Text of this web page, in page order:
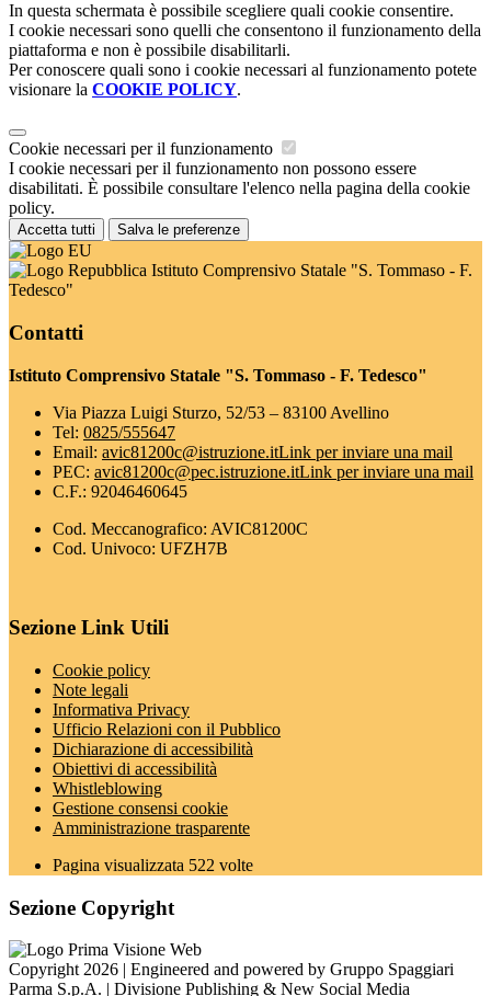
In questa schermata è possibile scegliere quali cookie consentire.
I cookie necessari sono quelli che consentono il funzionamento della
piattaforma e non è possibile disabilitarli.
Per conoscere quali sono i cookie necessari al funzionamento potete
visionare la COOKIE POLICY.
Cookie necessari per il funzionamento
I cookie necessari per il funzionamento non possono essere
disabilitati. È possibile consultare l'elenco nella pagina della cookie
policy.
Accetta tutti Salva le preferenze
Istituto Comprensivo Statale "S. Tommaso - F.
Tedesco"
Contatti
Istituto Comprensivo Statale "S. Tommaso - F. Tedesco"
Via Piazza Luigi Sturzo, 52/53 – 83100 Avellino
Tel: 0825/555647
Email: avic81200c@istruzione.itLink per inviare una mail
PEC: avic81200c@pec.istruzione.itLink per inviare una mail
C.F.: 92046460645
Cod. Meccanografico: AVIC81200C
Cod. Univoco: UFZH7B
Sezione Link Utili
Cookie policy
Note legali
Informativa Privacy
Ufficio Relazioni con il Pubblico
Dichiarazione di accessibilità
Obiettivi di accessibilità
Whistleblowing
Gestione consensi cookie
Amministrazione trasparente
Pagina visualizzata 522 volte
Sezione Copyright
Copyright 2026 | Engineered and powered by Gruppo Spaggiari
Parma S.p.A. | Divisione Publishing & New Social Media